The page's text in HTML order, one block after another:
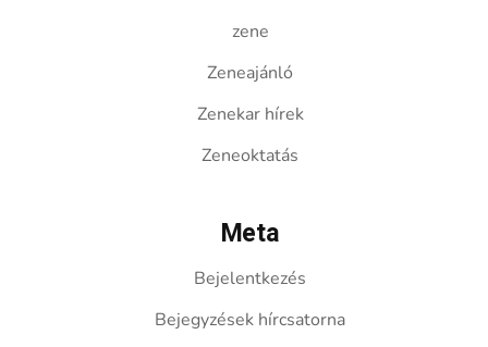
zene
Zeneajánló
Zenekar hírek
Zeneoktatás
Meta
Bejelentkezés
Bejegyzések hírcsatorna